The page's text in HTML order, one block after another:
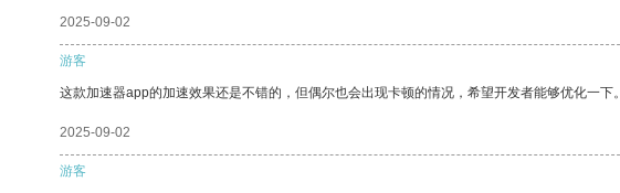
2025-09-02
游客
这款加速器app的加速效果还是不错的，但偶尔也会出现卡顿的情况，希望开发者能够优化一下。
2025-09-02
游客